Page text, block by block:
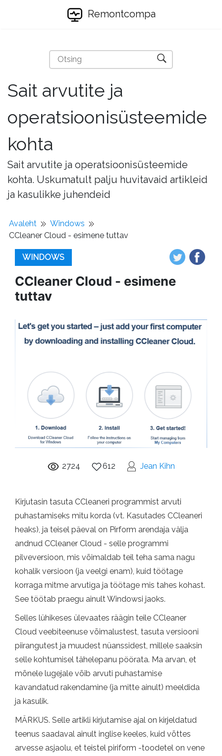
Remontcompa
Sait arvutite ja
operatsioonisüsteemide
kohta
Sait arvutite ja operatsioonisüsteemide
kohta. Uskumatult palju huvitavaid artikleid
ja kasulikke juhendeid
Avaleht
Windows
CCleaner Cloud - esimene tuttav
WINDOWS
CCleaner Cloud - esimene
tuttav
2724 612 Jean Kihn
Kirjutasin tasuta CCleaneri programmist arvuti
puhastamiseks mitu korda (vt. Kasutades CCleaneri
heaks), ja teisel päeval on Pirform arendaja välja
andnud CCleaner Cloud - selle programmi
pilveversioon, mis võimaldab teil teha sama nagu
kohalik versioon (ja veelgi enam), kuid töötage
korraga mitme arvutiga ja töötage mis tahes kohast.
See töötab praegu ainult Windowsi jaoks.
Selles lühikeses ülevaates räägin teile CCleaner
Cloud veebiteenuse võimalustest, tasuta versiooni
piirangutest ja muudest nüanssidest, millele saaksin
selle kohtumisel tähelepanu pöörata. Ma arvan, et
mõnele lugejale võib arvuti puhastamise
kavandatud rakendamine (ja mitte ainult) meeldida
ja kasulik.
MÄRKUS. Selle artikli kirjutamise ajal on kirjeldatud
teenus saadaval ainult inglise keeles, kuid võttes
arvesse asjaolu, et teistel piriform -toodetel on vene